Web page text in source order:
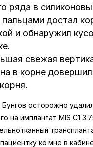
ряда в
достал
и обнаружил
свежая
в корне
осторожно
на имплантат MIS C1
ко мне в